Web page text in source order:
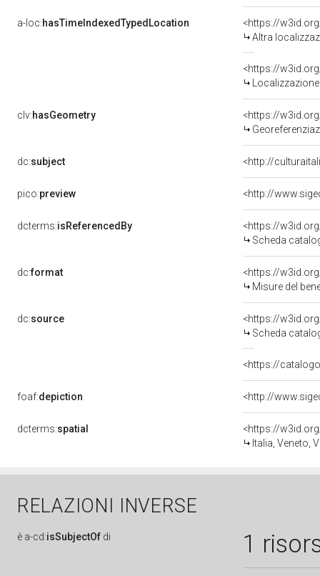
a-loc:hasTimeIndexedTypedLocation
<https://
Altra
<https://
clv:hasGeometry
<https://
dc:subject <http://
pico:preview
dcterms:isReferencedBy
<https://
Scheda
dc:format
<https://
Misure del
dc:source
<https://
Scheda
<https://
foaf:depiction
dcterms:spatial
<https://
Italia, Veneto,
RELAZIONI INVERSE
è a-cd:isSubjectOf di 1